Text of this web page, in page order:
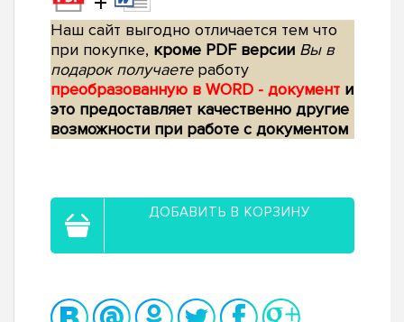
Наш сайт выгодно отличается тем что
при покупке, кроме PDF версии Вы в
подарок получаетеработу
преобразованную в WORD - документ и
это предоставляет качественно другие
возможности при работе с документом
ДОБАВИТЬ В КОРЗИНУ